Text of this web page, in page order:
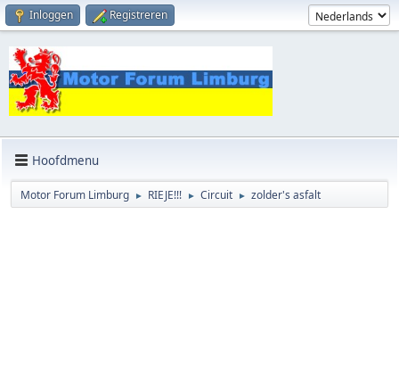
Inloggen Registreren
Hoofdmenu
Motor Forum Limburg ► RIEJE!!! ► Circuit ► zolder's asfalt